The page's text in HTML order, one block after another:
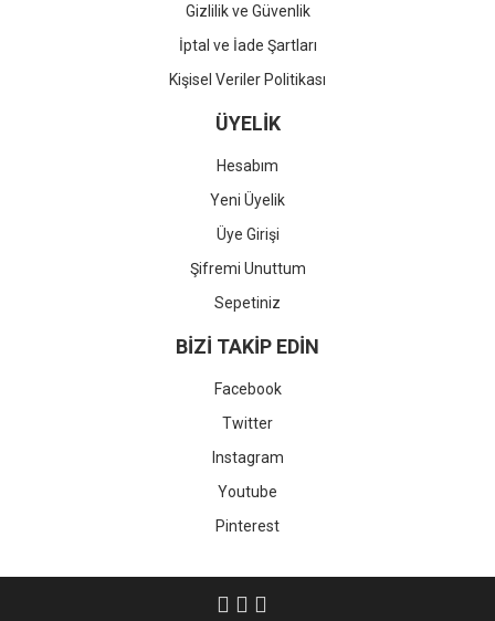
Gizlilik ve Güvenlik
İptal ve İade Şartları
Kişisel Veriler Politikası
ÜYELİK
Hesabım
Yeni Üyelik
Üye Girişi
Şifremi Unuttum
Sepetiniz
BİZİ TAKİP EDİN
Facebook
Twitter
Instagram
Youtube
Pinterest